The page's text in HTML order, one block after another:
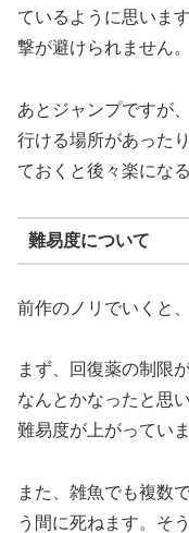
ているように思いま
撃が避けられません。
あとジャンプですが
行ける場所があった
ておくと後々楽にな
難易度について
前作のノリでいくと
まず、回復薬の制限
なんとかなったと思
難易度が上がっていま
また、雑魚でも複数
う間に死ねます。そ